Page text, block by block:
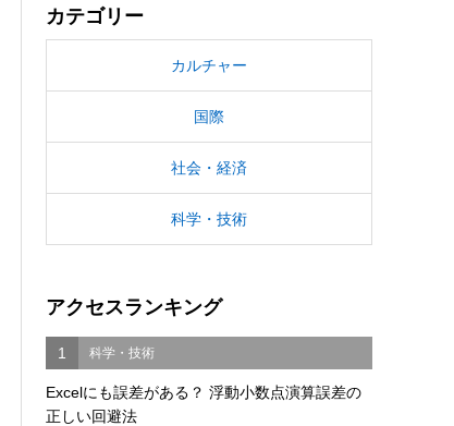
カテゴリー
カルチャー
国際
社会・経済
科学・技術
アクセスランキング
1 科学・技術
Excelにも誤差がある？ 浮動小数点演算誤差の
正しい回避法